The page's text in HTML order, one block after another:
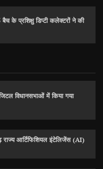
के प्रशिक्षु डिप्टी कलेक्टरों ने की
विधानसभाओं में किया गया
राज्य आर्टिफिशियल इंटेलिजेंस (AI)